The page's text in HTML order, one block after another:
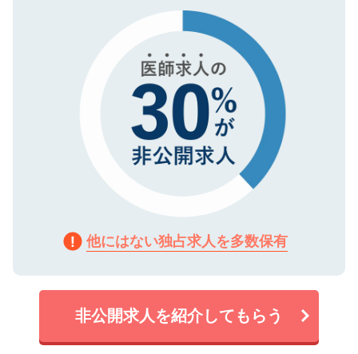
で、機密保持に関してもご安心ください。
他にはない独占求人を多数保有
非公開求人を紹介してもらう